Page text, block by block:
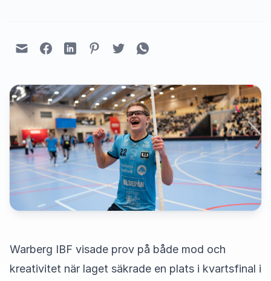
Warberg IBF visade prov på både mod och
kreativitet när laget säkrade en plats i kvartsfinal i